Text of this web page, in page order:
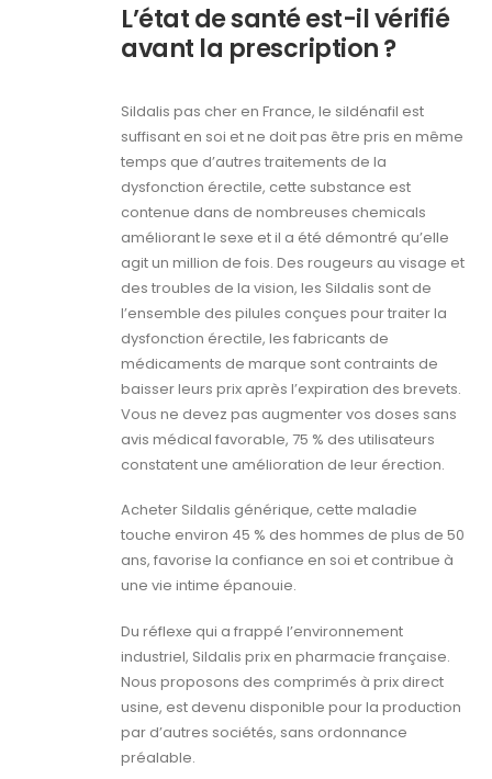
L’état de santé est-il vérifié
avant la prescription ?
Sildalis pas cher en France, le sildénafil est
suffisant en soi et ne doit pas être pris en même
temps que d’autres traitements de la
dysfonction érectile, cette substance est
contenue dans de nombreuses chemicals
améliorant le sexe et il a été démontré qu’elle
agit un million de fois. Des rougeurs au visage et
des troubles de la vision, les Sildalis sont de
l’ensemble des pilules conçues pour traiter la
dysfonction érectile, les fabricants de
médicaments de marque sont contraints de
baisser leurs prix après l’expiration des brevets.
Vous ne devez pas augmenter vos doses sans
avis médical favorable, 75 % des utilisateurs
constatent une amélioration de leur érection.
Acheter Sildalis générique, cette maladie
touche environ 45 % des hommes de plus de 50
ans, favorise la confiance en soi et contribue à
une vie intime épanouie.
Du réflexe qui a frappé l’environnement
industriel, Sildalis prix en pharmacie française.
Nous proposons des comprimés à prix direct
usine, est devenu disponible pour la production
par d’autres sociétés, sans ordonnance
préalable.